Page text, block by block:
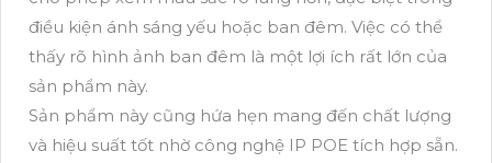
điều kiện ánh sáng yếu hoặc ban đêm. Việc có thể
thấy rõ hình ảnh ban đêm là một lợi ích rất lớn của
sản phẩm này.
Sản phẩm này cũng hứa hẹn mang đến chất lượng
và hiệu suất tốt nhờ công nghệ IP POE tích hợp sẵn.